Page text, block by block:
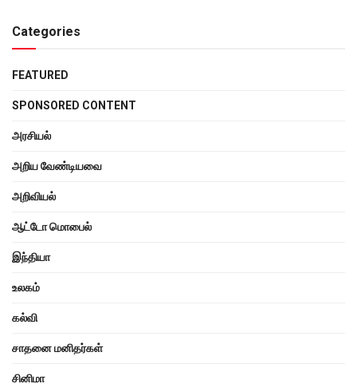
Categories
FEATURED
SPONSORED CONTENT
அரசியல்
அறிய வேண்டியவை
அறிவியல்
ஆட்டோ மொபைல்
இந்தியா
உலகம்
கல்வி
சாதனை மனிதர்கள்
சினிமா